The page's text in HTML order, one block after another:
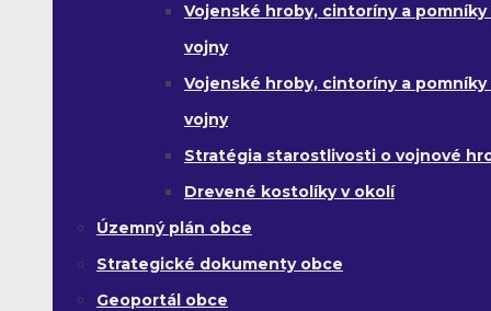
Vojenské hroby, cintoríny a pomníky
vojny
Vojenské hroby, cintoríny a pomníky
vojny
Stratégia starostlivosti o vojnové
Drevené kostolíky v okolí
Územný plán obce
Strategické dokumenty obce
Geoportál obce